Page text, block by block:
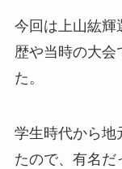
今回は上山紘輝
歴や当時の大会
た。
学生時代から地
たので、有名だ